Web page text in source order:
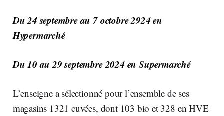
Du 24 septembre au 7 octobre 2924 en
Hypermarché
Du 10 au 29 septembre 2024 en Supermarché
L’enseigne a sélectionné pour l’ensemble de ses
magasins 1321 cuvées, dont 103 bio et 328 en HVE